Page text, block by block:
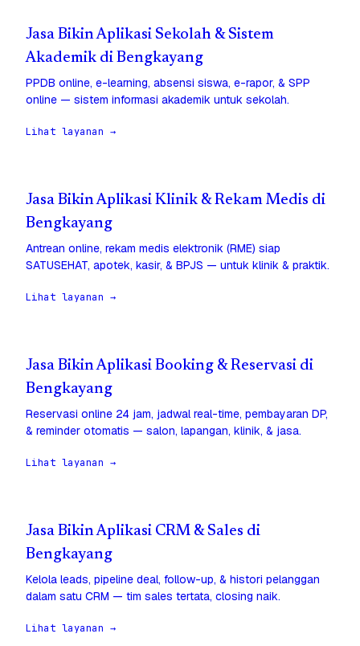
Jasa Bikin Aplikasi Sekolah & Sistem
Akademik di Bengkayang
PPDB online, e-learning, absensi siswa, e-rapor, & SPP
online — sistem informasi akademik untuk sekolah.
Lihat layanan →
Jasa Bikin Aplikasi Klinik & Rekam Medis di
Bengkayang
Antrean online, rekam medis elektronik (RME) siap
SATUSEHAT, apotek, kasir, & BPJS — untuk klinik & praktik.
Lihat layanan →
Jasa Bikin Aplikasi Booking & Reservasi di
Bengkayang
Reservasi online 24 jam, jadwal real-time, pembayaran DP,
& reminder otomatis — salon, lapangan, klinik, & jasa.
Lihat layanan →
Jasa Bikin Aplikasi CRM & Sales di
Bengkayang
Kelola leads, pipeline deal, follow-up, & histori pelanggan
dalam satu CRM — tim sales tertata, closing naik.
Lihat layanan →